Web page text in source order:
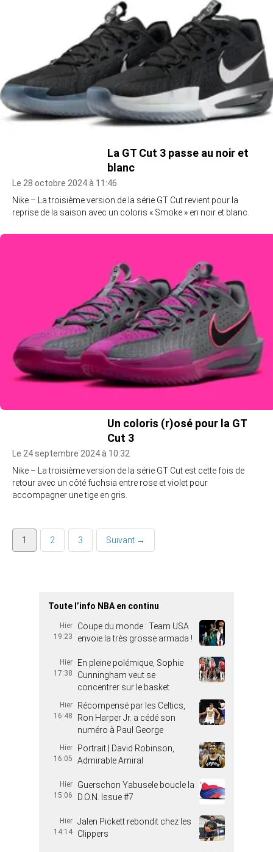
La GT Cut 3 passe au noir et
blanc
Le 28 octobre 2024 à 11:46
Nike – La troisième version de la série GT Cut revient pour la
reprise de la saison avec un coloris « Smoke » en noir et blanc.
Un coloris (r)osé pour la GT
Cut 3
Le 24 septembre 2024 à 10:32
Nike – La troisième version de la série GT Cut est cette fois de
retour avec un côté fuchsia entre rose et violet pour
accompagner une tige en gris.
1 2 3 Suivant →
Toute l’info NBA en continu
Hier
19:23
Coupe du monde : Team USA
envoie la très grosse armada !
Hier
17:38
En pleine polémique, Sophie
Cunningham veut se
concentrer sur le basket
Hier
16:48
Récompensé par les Celtics,
Ron Harper Jr. a cédé son
numéro à Paul George
Hier
16:05
Portrait | David Robinson,
Admirable Amiral
Hier
15:06
Guerschon Yabusele boucle la
D.O.N. Issue #7
Hier
14:14
Jalen Pickett rebondit chez les
Clippers